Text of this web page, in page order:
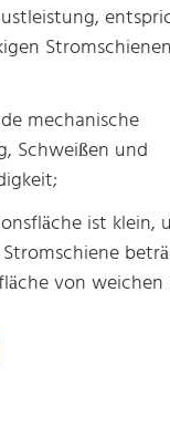
mechanische
Schweißen und
ist klein,
von weichen